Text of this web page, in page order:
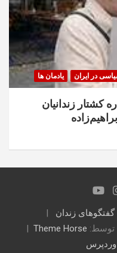
در ایران یادمان ها
کشتار زندانیان
گفتگوهای زندان
توسط: Theme Horse
وردپرس